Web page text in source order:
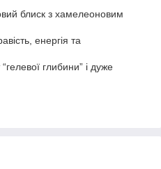
блиск з хамелеоновим
енергія та
глибини” і дуже